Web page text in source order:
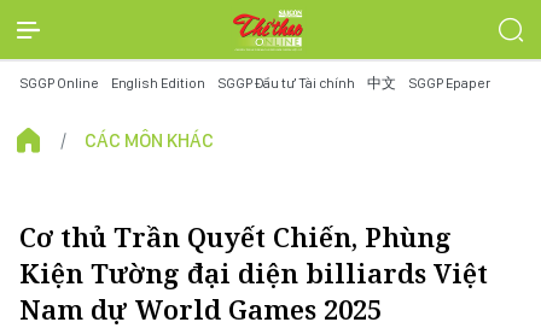
SGGP Online English Edition SGGP Đầu tư Tài chính 中文 SGGP Epaper
CÁC MÔN KHÁC
Cơ thủ Trần Quyết Chiến, Phùng
Kiện Tường đại diện billiards Việt
Nam dự World Games 2025